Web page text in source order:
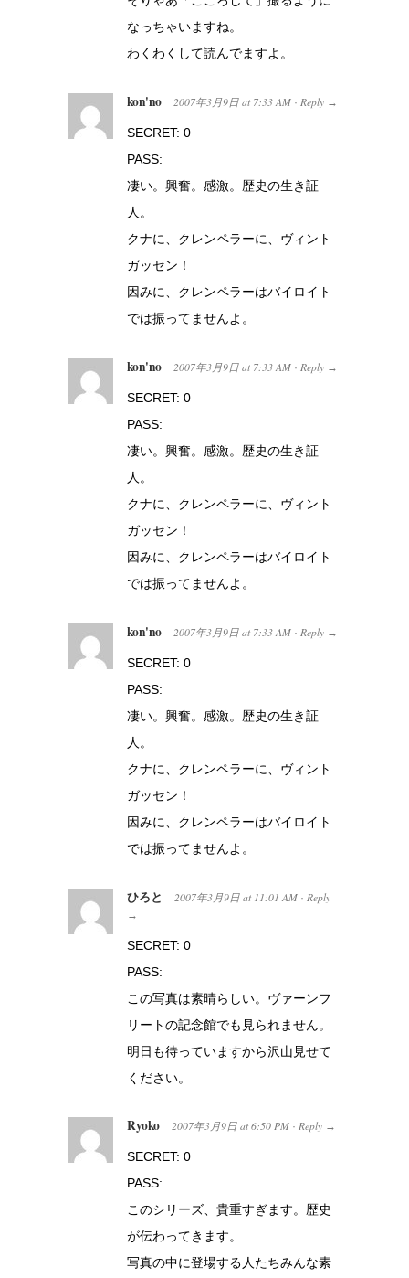
なっちゃいますね。
わくわくして読んでますよ。
kon'no 2007年3月9日 at 7:33 AM · Reply →
SECRET: 0
PASS:
凄い。興奮。感激。歴史の生き証
人。
クナに、クレンペラーに、ヴィント
ガッセン！
因みに、クレンペラーはバイロイト
では振ってませんよ。
kon'no 2007年3月9日 at 7:33 AM · Reply →
SECRET: 0
PASS:
凄い。興奮。感激。歴史の生き証
人。
クナに、クレンペラーに、ヴィント
ガッセン！
因みに、クレンペラーはバイロイト
では振ってませんよ。
kon'no 2007年3月9日 at 7:33 AM · Reply →
SECRET: 0
PASS:
凄い。興奮。感激。歴史の生き証
人。
クナに、クレンペラーに、ヴィント
ガッセン！
因みに、クレンペラーはバイロイト
では振ってませんよ。
ひろと 2007年3月9日 at 11:01 AM · Reply
→
SECRET: 0
PASS:
この写真は素晴らしい。ヴァーンフ
リートの記念館でも見られません。
明日も待っていますから沢山見せて
ください。
Ryoko 2007年3月9日 at 6:50 PM · Reply →
SECRET: 0
PASS:
このシリーズ、貴重すぎます。歴史
が伝わってきます。
写真の中に登場する人たちみんな素